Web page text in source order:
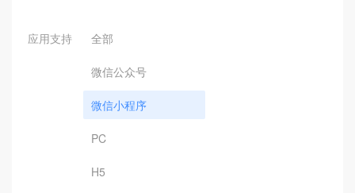
应用支持 全部
微信公众号
微信小程序
PC
H5